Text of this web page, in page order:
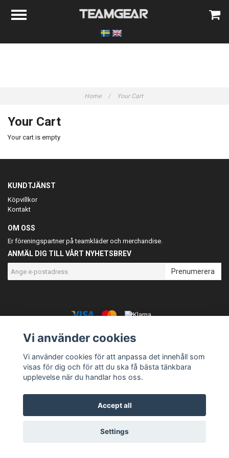
Home / Your Cart
Your Cart
Your cart is empty
KUNDTJÄNST
Köpvillkor
Kontakt
OM OSS
Er föreningspartner på teamkläder och merchandise.
ANMÄL DIG TILL VÅRT NYHETSBREV
Prenumerera
© Copyright Teamgear
Vi använder cookies
Vi använder cookies för att anpassa det innehåll som
visas för dig och för att du ska få bästa tänkbara
upplevelse när du handlar hos oss.
Accept all
Settings